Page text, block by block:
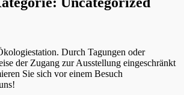
Durch Tagungen oder
der Zugang zur Ausstellung eingeschränkt
Sie sich vor einem Besuch